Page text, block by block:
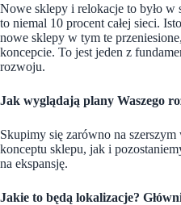
Nowe sklepy i relokacje to było w
to niemal 10 procent całej sieci.
nowe sklepy w tym te
koncepcie. To jest jeden z
rozwoju.
Jak wyglądają plany Waszego
Skupimy się zarówno na
konceptu sklepu, jak i
na ekspansję.
Jakie to będą lokalizacje?